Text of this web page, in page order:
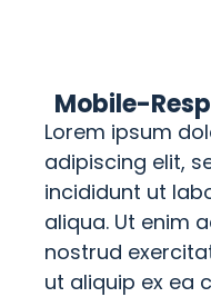
Mobile-
Lorem ipsum
adipiscing elit,
incididunt ut
aliqua. Ut enim
nostrud
ut aliquip ex ea